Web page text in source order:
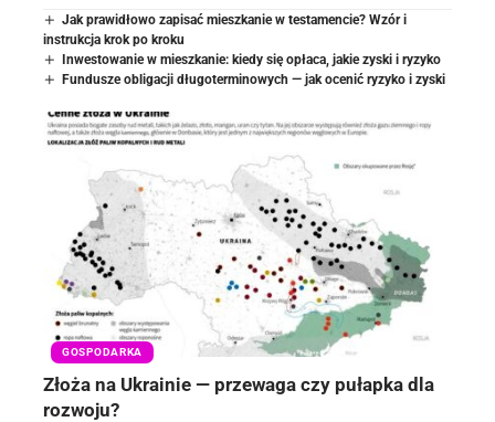
Jak prawidłowo zapisać mieszkanie w testamencie? Wzór i
instrukcja krok po kroku
Inwestowanie w mieszkanie: kiedy się opłaca, jakie zyski i ryzyko
Fundusze obligacji długoterminowych — jak ocenić ryzyko i zyski
GOSPODARKA
Złoża na Ukrainie — przewaga czy pułapka dla
rozwoju?